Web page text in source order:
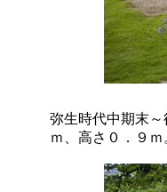
弥生時代中期末
ｍ、高さ０．９ｍ